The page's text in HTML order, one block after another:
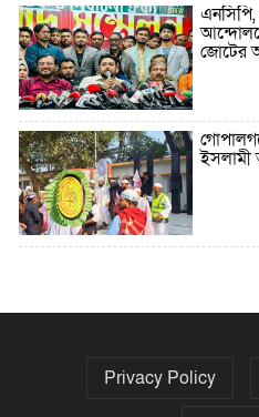
এনসিপি,
জোটের
ইসলামী
Privacy Policy